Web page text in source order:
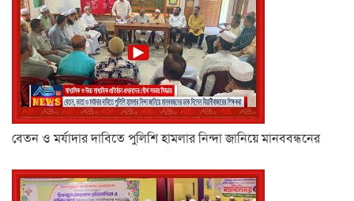
বেতন ও মর্যাদার দাবিতে পুলিশি হামলার নিন্দা জানিয়ে মানববন্ধনের